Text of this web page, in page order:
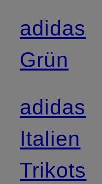
adidas
Grün
adidas
Italien
Trikots